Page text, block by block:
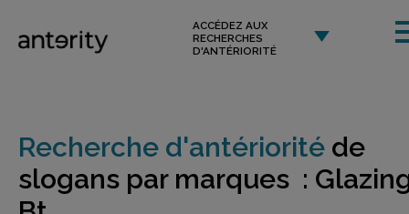
ACCÉDEZ AUX
RECHERCHES
D'ANTÉRIORITÉ
Recherche d'antériorité de
slogans par marques :